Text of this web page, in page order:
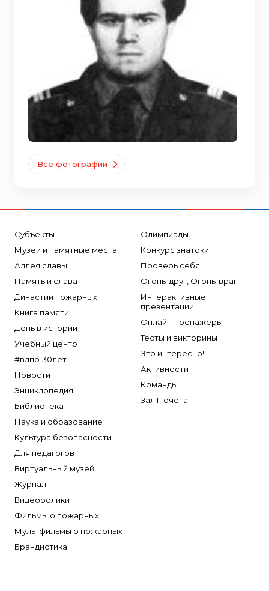
Все фотографии
Субъекты
Музеи и памятные места
Аллея славы
Память и слава
Династии пожарных
Книга памяти
День в истории
Учебный центр
#вдпо130лет
Новости
Энциклопедия
Библиотека
Наука и образование
Культура безопасности
Для педагогов
Виртуальный музей
Журнал
Видеоролики
Фильмы о пожарных
Мультфильмы о пожарных
Брандистика
Олимпиады
Конкурс знатоки
Проверь себя
Огонь-друг, Огонь-враг
Интерактивные
презентации
Онлайн-тренажеры
Тесты и викторины
Это интересно!
Активности
Команды
Зал Почета